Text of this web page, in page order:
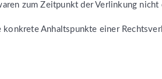
zum Zeitpunkt der Verlinkung nicht
Anhaltspunkte einer